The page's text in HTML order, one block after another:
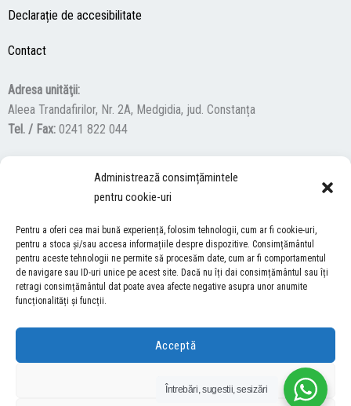
Administrează consimțămintele
pentru cookie-uri
Pentru a oferi cea mai bună experiență, folosim tehnologii, cum ar fi cookie-uri,
pentru a stoca și/sau accesa informațiile despre dispozitive. Consimțământul
pentru aceste tehnologii ne permite să procesăm date, cum ar fi comportamentul
de navigare sau ID-uri unice pe acest site. Dacă nu îți dai consimțământul sau îți
retragi consimțământul dat poate avea afecte negative asupra unor anumite
funcționalități și funcții.
Acceptă
Refuză
Declarație de accesibilitate
Contact
Adresa unităţii:
Aleea Trandafirilor, Nr. 2A, Medgidia, jud. Constanța
Tel. / Fax: 0241 822 044
F
a
c
e
b
o
k
Y
u
t
u
b
I
s
t
a
g
a
ACCES NEVĂZĂTORI
Descărcați programul NonVisual Desktop Acces, care oferă
persoanelor cu dizabilități vizuale posibilitatea de a consulta site-ul
COPYRIGHT © 2026 ŞCOALA GIMNAZIALĂ “LUCIAN GRIGORESCU” MEDGIDIA
Întrebări, sugestii, sesizări